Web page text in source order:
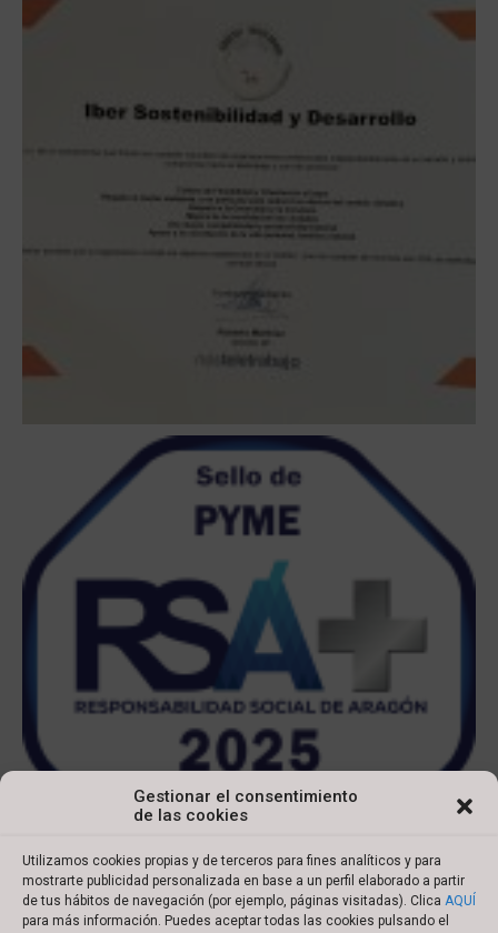
Gestionar el consentimiento
de las cookies
Utilizamos cookies propias y de terceros para fines analíticos y para
mostrarte publicidad personalizada en base a un perfil elaborado a partir
de tus hábitos de navegación (por ejemplo, páginas visitadas). Clica AQUÍ
para más información. Puedes aceptar todas las cookies pulsando el